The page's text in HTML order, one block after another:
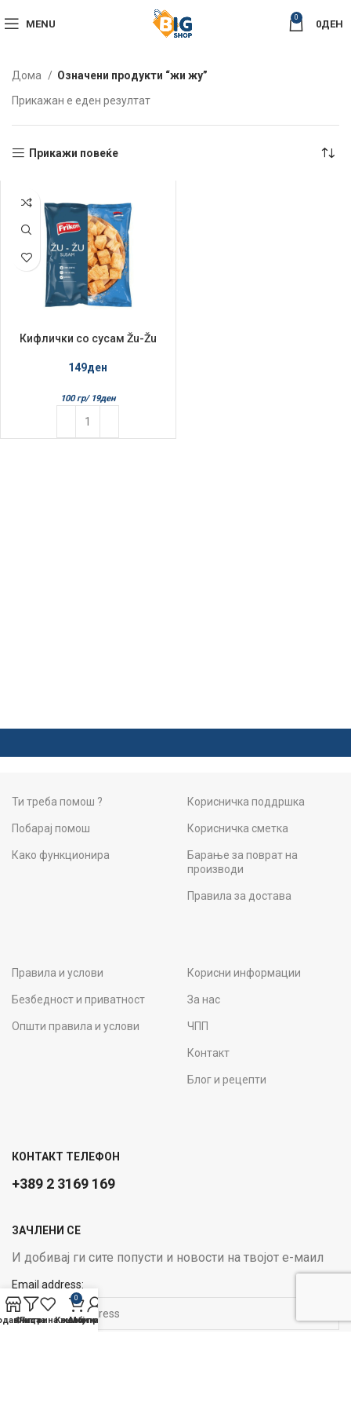
MENU
0
0ДЕН
Дома
Означени продукти “жи жу”
Прикажан е еден резултат
Прикажи повеќе
Кифлички со сусам Žu-Žu
149ден
100 гр/ 19ден
Ти треба помош ?
Побарај помош
Како функционира
Корисничка поддршка
Корисничка сметка
Барање за поврат на
производи
Правила за достава
Правила и услови
Безбедност и приватност
Општи правила и услови
Корисни информации
За нас
ЧПП
Контакт
Блог и рецепти
КОНТАКТ ТЕЛЕФОН
+389 2 3169 169
ЗАЧЛЕНИ СЕ
И добивај ги сите попусти и новости на твојот е-маил
Email address:
Филтри
Листа на желби
0
Кошничка
Мој профил